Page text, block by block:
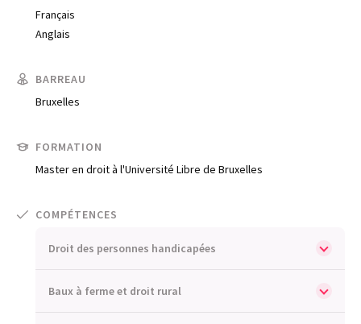
Trouve un avocat
Français
Anglais
BARREAU
Bruxelles
FORMATION
Master en droit à l'Université Libre de Bruxelles
COMPÉTENCES
Droit des personnes handicapées
Baux à ferme et droit rural